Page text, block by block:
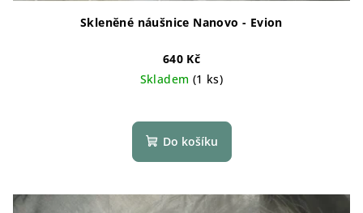
Skleněné náušnice Nanovo - Evion
640 Kč
Skladem (1 ks)
Do košíku